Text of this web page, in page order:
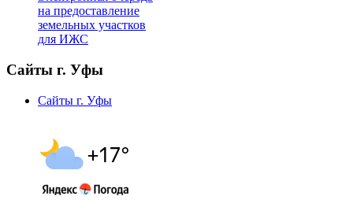
на предоставление
земельных участков
для ИЖС
Сайты г. Уфы
Сайты г. Уфы